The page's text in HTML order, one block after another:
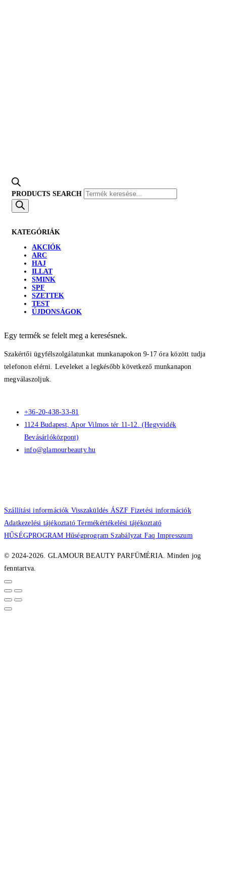
PRODUCTS SEARCH
KATEGÓRIÁK
AKCIÓK
ARC
HAJ
ILLAT
SMINK
SPF
SZETTEK
TEST
ÚJDONSÁGOK
Egy termék se felelt meg a keresésnek.
Szakértői ügyfélszolgálatunkat munkanapokon 9-17 óra között tudja
telefonon elérni. Leveleket a legkésőbb következő munkanapon
megválaszoljuk.
+36-20-438-33-81
1124 Budapest, Apor Vilmos tér 11-12. (Hegyvidék
Bevásárlóközpont)
info@glamourbeauty.hu
Szállítási információk Visszaküldés ÁSZF Fizetési információk
Adatkezelési tájékoztatóTermékértékelési tájékoztató
HŰSÉGPROGRAM Hűségprogram Szabályzat Faq Impresszum
© 2024-2026. GLAMOUR BEAUTY PARFÜMÉRIA. Minden jog
fenntartva.